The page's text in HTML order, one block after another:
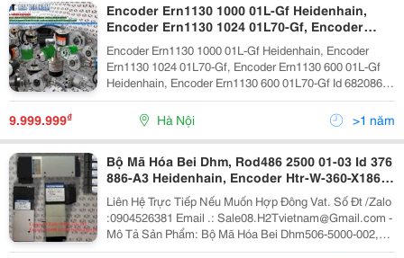
Encoder Ern1130 1000 01L-Gf Heidenhain,
Encoder Ern1130 1024 01L70-Gf, Encoder
Ern1130 600 01L-Gf Heidenhain, Encoder
Ern1130 600 01L70-Gf Id 682086-03
Encoder Ern1130 1000 01L-Gf Heidenhain, Encoder
Ern1130 1024 01L70-Gf, Encoder Ern1130 600 01L-Gf
Heidenhain, Encoder Ern1130 600 01L70-Gf Id 682086-
03 Liên Hệ Để Được Tư Vấn Chi Tiết Và Đặt Hàng :
9.999.999₫ Hà Nội >1 năm
Bộ Mã Hóa Bei Dhm, Rod486 2500 01-03 Id 376
886-A3 Heidenhain, Encoder Htr-W-360-X186
Hontko
Liên Hệ Trực Tiếp Nếu Muốn Hợp Đông Vat. Số Đt /Zalo
:0904526381 Email .: Sale08.H2Tvietnam@Gmail.com -
Mô Tả Sản Phẩm: Bộ Mã Hóa Bei Dhm506-5000-002,
Rod486 2500 01-03 Id 376 886-A3 Heidenhain, Encoder